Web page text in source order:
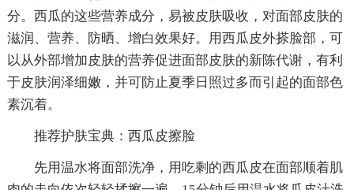
分。西瓜的这些营养成分，易被皮肤吸收，对面部皮肤的
滋润、营养、防晒、增白效果好。用西瓜皮外搽脸部，可
以从外部增加皮肤的营养促进面部皮肤的新陈代谢，有利
于皮肤润泽细嫩，并可防止夏季日照过多而引起的面部色
素沉着。
推荐护肤宝典：西瓜皮擦脸
先用温水将面部洗净，用吃剩的西瓜皮在面部顺着肌